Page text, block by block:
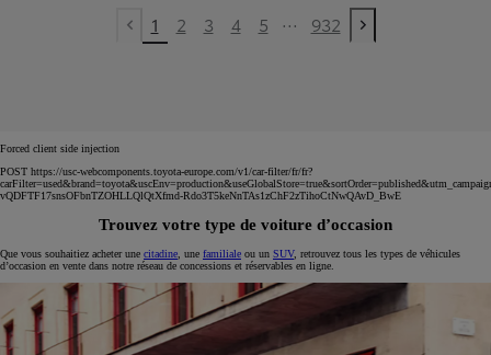
Previous page
1 2 3 4 5 ... 932
Next page
Forced client side injection
POST https://usc-webcomponents.toyota-europe.com/v1/car-filter/fr/fr?
vQDFTF17snsOFbnTZOHLLQlQtXfmd-Rdo3T5keNnTAs1zChF2zTihoCtNwQAvD_BwE
Trouvez votre type de voiture d’occasion
Que vous souhaitiez acheter une citadine , une familiale ou un SUV, retrouvez tous les types de véhicules
d’occasion en vente dans notre réseau de concessions et réservables en ligne.